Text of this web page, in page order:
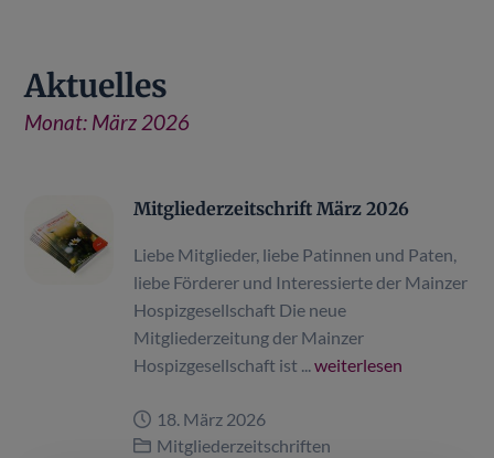
Aktuelles
Monat: März 2026
Mitgliederzeitschrift März 2026
Liebe Mitglieder, liebe Patinnen und Paten,
liebe Förderer und Interessierte der Mainzer
Hospizgesellschaft Die neue
Mitgliederzeitung der Mainzer
Hospizgesellschaft ist ...weiterlesen
18. März 2026
Mitgliederzeitschriften